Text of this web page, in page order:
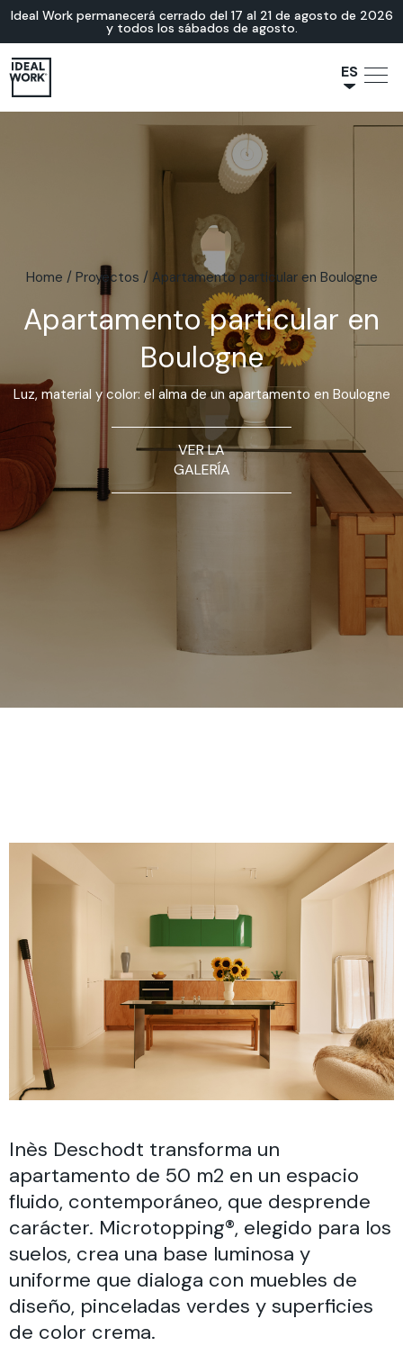
Ideal Work permanecerá cerrado del 17 al 21 de agosto de 2026
y todos los sábados de agosto.
ES
Home / Proyectos / Apartamento particular en Boulogne
Apartamento particular en
Boulogne
Luz, material y color: el alma de un apartamento en Boulogne
VER LA
GALERÍA
Inès Deschodt transforma un
apartamento de 50 m2 en un espacio
fluido, contemporáneo, que desprende
carácter. Microtopping®, elegido para los
suelos, crea una base luminosa y
uniforme que dialoga con muebles de
diseño, pinceladas verdes y superficies
de color crema.